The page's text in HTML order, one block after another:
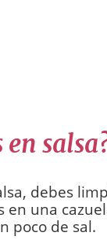
debes
en una
poco de sal.